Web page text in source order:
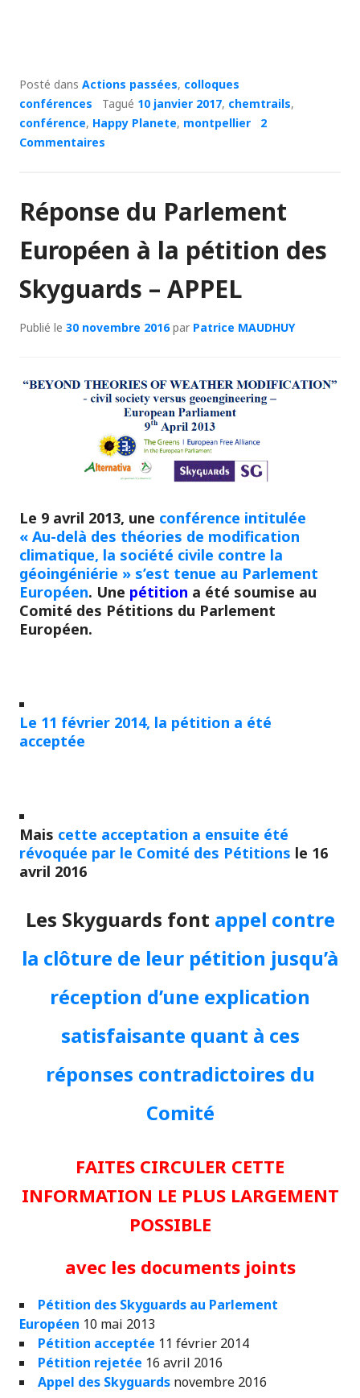
Posté dans Actions passées, colloques
conférences
Tagué 10 janvier 2017, chemtrails,
conférence, Happy Planete, montpellier
2
Commentaires
Réponse du Parlement
Européen à la pétition des
Skyguards – APPEL
Publié le 30 novembre 2016par Patrice MAUDHUY
Le 9 avril 2013, une conférence intitulée
« Au-delà des théories de modification
climatique, la société civile contre la
géoingéniérie » s’est tenue au Parlement
Européen. Une pétition a été soumise au
Comité des Pétitions du Parlement
Européen.
Le 11 février 2014, la pétition a été
acceptée
Mais cette acceptation a ensuite été
révoquée par le Comité des Pétitions le 16
avril 2016
Les Skyguards font appel contre
la clôture de leur pétition jusqu’à
réception d’une explication
satisfaisante quant à ces
réponses contradictoires du
Comité
FAITES CIRCULER CETTE
INFORMATION LE PLUS LARGEMENT
POSSIBLE
avec les documents joints
Pétition des Skyguards au Parlement
Européen 10 mai 2013
Pétition acceptée 11 février 2014
Pétition rejetée 16 avril 2016
Appel des Skyguards novembre 2016